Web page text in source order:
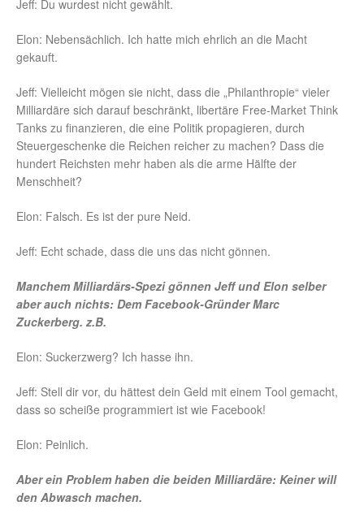
Jeff: Du wurdest nicht gewählt.
Elon: Nebensächlich. Ich hatte mich ehrlich an die Macht
gekauft.
Jeff: Vielleicht mögen sie nicht, dass die „Philanthropie“ vieler
Milliardäre sich darauf beschränkt, libertäre Free-Market Think
Tanks zu finanzieren, die eine Politik propagieren, durch
Steuergeschenke die Reichen reicher zu machen? Dass die
hundert Reichsten mehr haben als die arme Hälfte der
Menschheit?
Elon: Falsch. Es ist der pure Neid.
Jeff: Echt schade, dass die uns das nicht gönnen.
Manchem Milliardärs-Spezi gönnen Jeff und Elon selber
aber auch nichts: Dem Facebook-Gründer Marc
Zuckerberg. z.B.
Elon: Suckerzwerg? Ich hasse ihn.
Jeff: Stell dir vor, du hättest dein Geld mit einem Tool gemacht,
dass so scheiße programmiert ist wie Facebook!
Elon: Peinlich.
Aber ein Problem haben die beiden Milliardäre: Keiner will
den Abwasch machen.